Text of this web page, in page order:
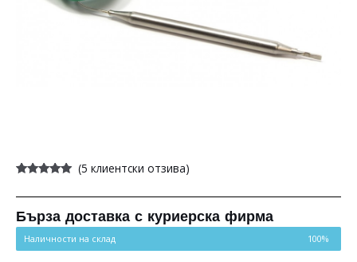
5.00от 5,
потребителски
оценки
(5 клиентски отзива)
Бърза доставка с куриерска фирма
Наличности на склад 100%